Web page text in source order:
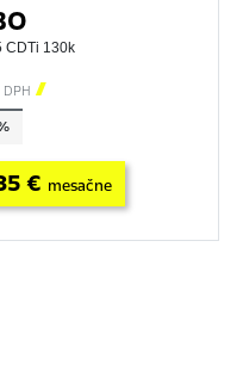
CDTi 130k
DPH 
€ mesačne